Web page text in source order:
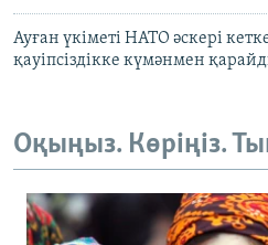
Ауған үкіметі НАТО әскері
қауіпсіздікке күмәнмен
Оқыңыз. Көріңіз.